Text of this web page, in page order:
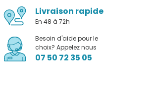
Livraison rapide
En 48 à 72h
Besoin d'aide pour le
choix? Appelez nous
07 50 72 35 05